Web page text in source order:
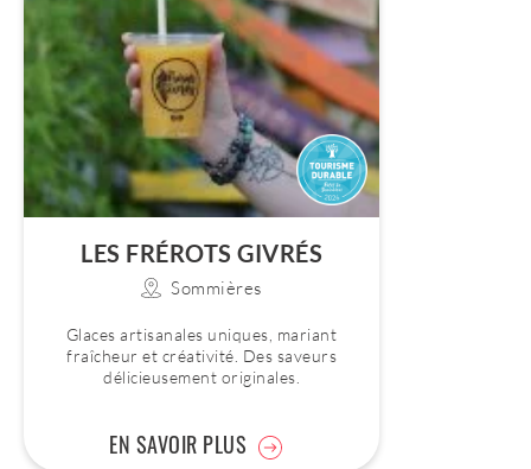
LES FRÉROTS GIVRÉS
Sommières
Glaces artisanales uniques, mariant
fraîcheur et créativité. Des saveurs
délicieusement originales.
EN SAVOIR PLUS